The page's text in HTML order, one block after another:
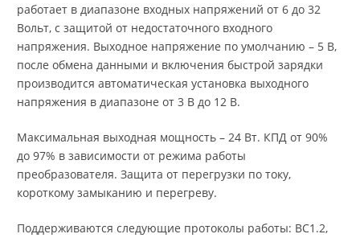
работает в диапазоне входных напряжений от 6 до 32
Вольт, с защитой от недостаточного входного
напряжения. Выходное напряжение по умолчанию – 5 В,
после обмена данными и включения быстрой зарядки
производится автоматическая установка выходного
напряжения в диапазоне от 3 В до 12 В.
Максимальная выходная мощность – 24 Вт. КПД от 90%
до 97% в зависимости от режима работы
преобразователя. Защита от перегрузки по току,
короткому замыканию и перегреву.
Поддерживаются следующие протоколы работы: BC1.2,